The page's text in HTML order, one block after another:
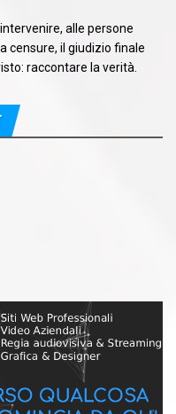
alle persone
censure, il giudizio finale
raccontare la verità.